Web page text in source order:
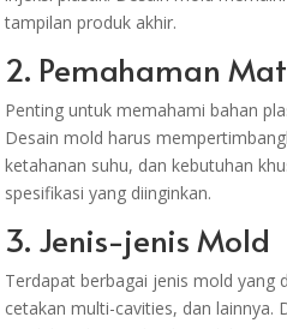
tampilan produk akhir.
2. Pemahaman
Penting untuk memahami bahan
Desain mold harus
ketahanan suhu, dan kebutuhan
spesifikasi yang diinginkan.
3. Jenis-jenis Mold
Terdapat berbagai jenis mold yang
cetakan multi-cavities, dan lainnya.